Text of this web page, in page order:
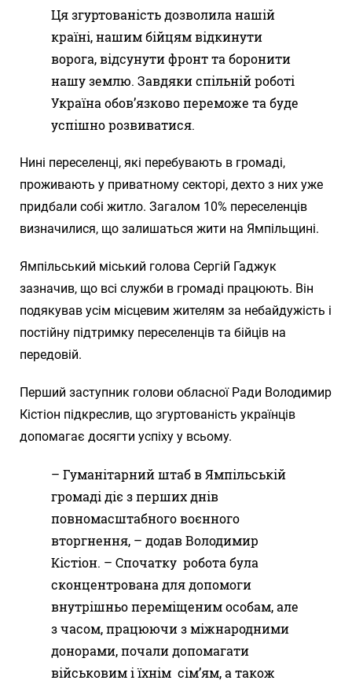
Ця згуртованість дозволила нашій
країні, нашим бійцям відкинути
ворога, відсунути фронт та боронити
нашу землю. Завдяки спільній роботі
Україна обов’язково переможе та буде
успішно розвиватися.
Нині переселенці, які перебувають в громаді,
проживають у приватному секторі, дехто з них уже
придбали собі житло. Загалом 10% переселенців
визначилися, що залишаться жити на Ямпільщині.
Ямпільський міський голова Сергій Гаджук
зазначив, що всі служби в громаді працюють. Він
подякував усім місцевим жителям за небайдужість і
постійну підтримку переселенців та бійців на
передовій.
Перший заступник голови обласної Ради Володимир
Кістіон підкреслив, що згуртованість українців
допомагає досягти успіху у всьому.
– Гуманітарний штаб в Ямпільській
громаді діє з перших днів
повномасштабного воєнного
вторгнення, – додав Володимир
Кістіон. – Спочатку робота була
сконцентрована для допомоги
внутрішньо переміщеним особам, але
з часом, працюючи з міжнародними
донорами, почали допомагати
військовим і їхнім сім’ям, а також